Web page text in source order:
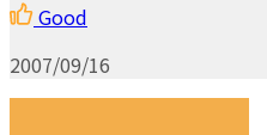
Good
2007/09/16